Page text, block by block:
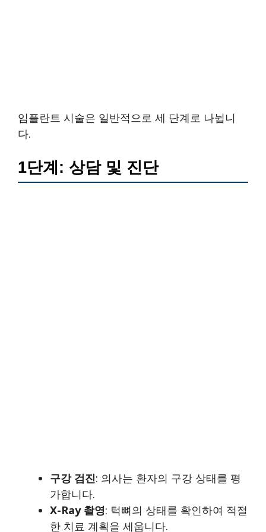
임플란트 시술은 일반적으로 세 단계로 나뉩니
다.
1단계: 상담 및 진단
구강 검진: 의사는 환자의 구강 상태를 평
가합니다.
X-Ray 촬영: 턱뼈의 상태를 확인하여 적절
한 치료 계획을 세웁니다.